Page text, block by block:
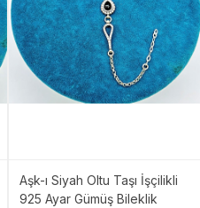
Aşk-ı Siyah Oltu Taşı İşçilikli
925 Ayar Gümüş Bileklik